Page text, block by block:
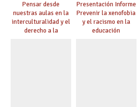
Pensar desde
nuestras aulas en la
interculturalidad y el
derecho a la
Presentación Informe
Prevenir la xenofobia
y el racismo en la
educación